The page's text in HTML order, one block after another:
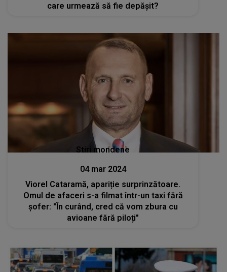
care urmează să fie depășit?
Stiri mondene
04 mar 2024
Viorel Cataramă, apariție surprinzătoare.
Omul de afaceri s-a filmat într-un taxi fără
șofer: "În curând, cred că vom zbura cu
avioane fără piloți"